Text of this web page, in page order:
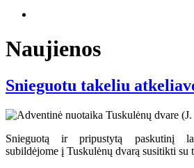
Naujienos
Snieguotu takeliu
Snieguotą ir pripustytą paskutinį
subildėjome į Tuskulėnų dvarą susitikti su